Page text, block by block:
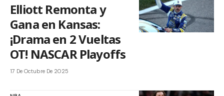
Elliott Remonta y
Gana en Kansas:
¡Drama en 2 Vueltas
OT! NASCAR Playoffs
17 De Octubre De 2025